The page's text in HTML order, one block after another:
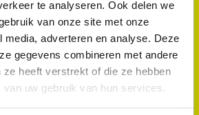
te analyseren. Ook delen we
van onze site met onze
media, adverteren en analyse. Deze
gegevens combineren met andere
ze heeft verstrekt of die ze hebben
uw gebruik van hun services.
van het tandvlees.